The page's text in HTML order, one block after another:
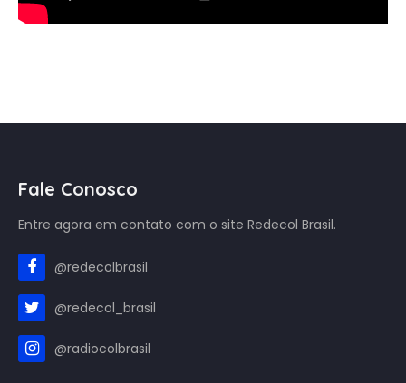
Fale Conosco
Entre agora em contato com o site Redecol Brasil.
@redecolbrasil
@redecol_brasil
@radiocolbrasil